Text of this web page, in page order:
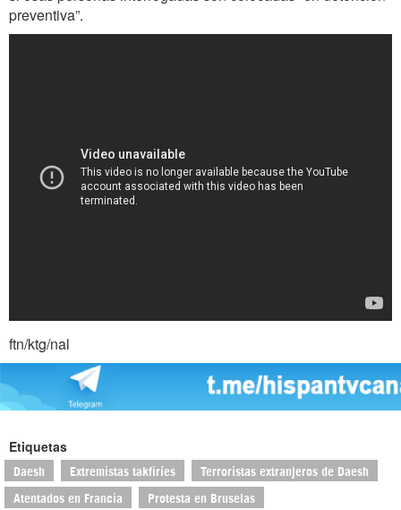
preventiva”.
ftn/ktg/nal
Etiquetas
Daesh Extremistas takfiríes Terroristas extranjeros de Daesh
Atentados en Francia Protesta en Bruselas